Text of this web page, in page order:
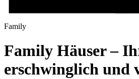
Family
Family Häuser –
erschwinglich und